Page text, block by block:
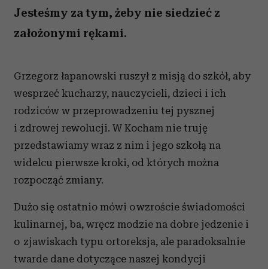
Jesteśmy za tym, żeby nie siedzieć z
założonymi rękami.
Grzegorz łapanowski ruszył z misją do szkół, aby
wesprzeć kucharzy, nauczycieli, dzieci i ich
rodziców w przeprowadzeniu tej pysznej
i zdrowej rewolucji. W Kocham nie truję
przedstawiamy wraz z nim i jego szkołą na
widelcu pierwsze kroki, od których można
rozpocząć zmiany.
Dużo się ostatnio mówi o wzroście świadomości
kulinarnej, ba, wręcz modzie na dobre jedzenie i
o zjawiskach typu ortoreksja, ale paradoksalnie
twarde dane dotyczące naszej kondycji